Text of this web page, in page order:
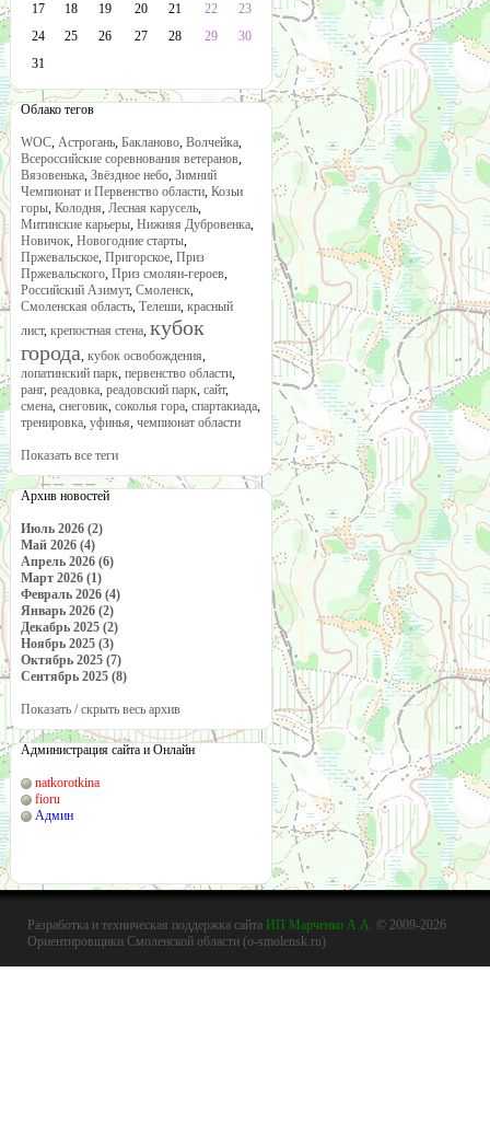
17
18 19 20 21 22
23
24
25 26 27 28 29
30
31
Облако тегов
WOC, Астрогань, Бакланово, Волчейка,
Всероссийские соревнования ветеранов,
Вязовенька, Звёздное небо, Зимний
Чемпионат и Первенство области, Козьи
горы, Колодня, Лесная карусель,
Митинские карьеры, Нижняя Дубровенка,
Новичок, Новогодние старты,
Пржевальское, Пригорское, Приз
Пржевальского, Приз смолян-героев,
Российский Азимут, Смоленск,
Смоленская область, Телеши, красный
лист, крепостная стена, кубок
города, кубок освобождения,
лопатинский парк, первенство области,
ранг, реадовка, реадовский парк, сайт,
смена, снеговик, соколья гора, спартакиада,
тренировка, уфинья, чемпионат области
Показать все теги
Архив новостей
Июль 2026 (2)
Май 2026 (4)
Апрель 2026 (6)
Март 2026 (1)
Февраль 2026 (4)
Январь 2026 (2)
Декабрь 2025 (2)
Ноябрь 2025 (3)
Октябрь 2025 (7)
Сентябрь 2025 (8)
Показать / скрыть весь архив
Администрация сайта и Онлайн
natkorotkina
fioru
Админ
Разработка и техническая поддержка сайта ИП Марченко А.А. © 2009-2026
Ориентировщики Смоленской области (o-smolensk.ru)